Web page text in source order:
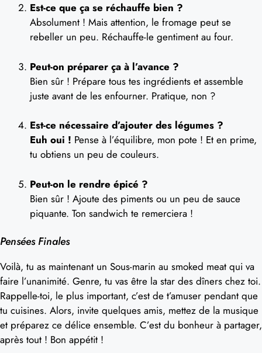
Est-ce que ça se réchauffe bien ?
Absolument ! Mais attention, le fromage peut se
rebeller un peu. Réchauffe-le gentiment au four.
Peut-on préparer ça à l’avance ?
Bien sûr ! Prépare tous tes ingrédients et assemble
juste avant de les enfourner. Pratique, non ?
Est-ce nécessaire d’ajouter des légumes ?
Euh oui ! Pense à l’équilibre, mon pote ! Et en prime,
tu obtiens un peu de couleurs.
Peut-on le rendre épicé ?
Bien sûr ! Ajoute des piments ou un peu de sauce
piquante. Ton sandwich te remerciera !
Pensées Finales
Voilà, tu as maintenant un Sous-marin au smoked meat qui va
faire l’unanimité. Genre, tu vas être la star des dîners chez toi.
Rappelle-toi, le plus important, c’est de t’amuser pendant que
tu cuisines. Alors, invite quelques amis, mettez de la musique
et préparez ce délice ensemble. C’est du bonheur à partager,
après tout ! Bon appétit !